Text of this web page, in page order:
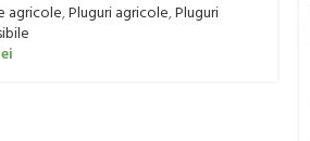
agricole,Pluguri agricole,Pluguri